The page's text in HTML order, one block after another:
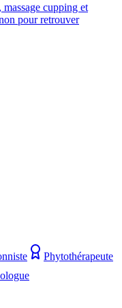
cupping et
pour retrouver
Phytothérapeute